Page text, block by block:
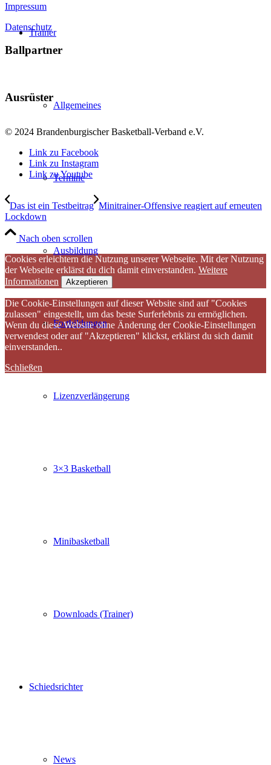
Trainer
Allgemeines
Termine
Ausbildung
Fortbildungen
Lizenzverlängerung
3×3 Basketball
Minibasketball
Downloads (Trainer)
Schiedsrichter
News
Impressum
Datenschutz
Ballpartner
Ausrüster
© 2024 Brandenburgischer Basketball-Verband e.V.
Link zu Facebook
Link zu Instagram
Link zu Youtube
Das ist ein Testbeitrag Minitrainer-Offensive reagiert auf erneuten
Lockdown
Nach oben scrollen
Cookies erleichtern die Nutzung unserer Webseite. Mit der Nutzung
der Webseite erklärst du dich damit einverstanden. Weitere
Informationen
Akzeptieren
Die Cookie-Einstellungen auf dieser Website sind auf "Cookies
zulassen" eingestellt, um das beste Surferlebnis zu ermöglichen.
Wenn du diese Website ohne Änderung der Cookie-Einstellungen
verwendest oder auf "Akzeptieren" klickst, erklärst du sich damit
einverstanden..
Schließen